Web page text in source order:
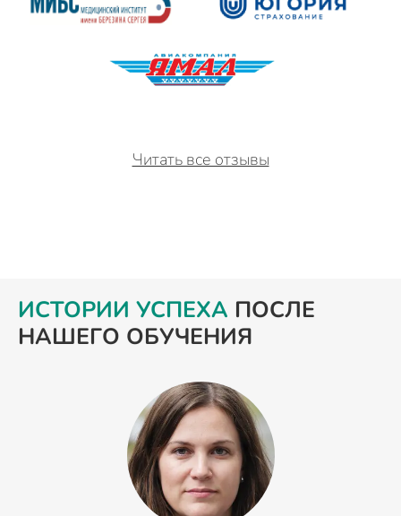
Читать все отзывы
ИСТОРИИ УСПЕХА ПОСЛЕ
НАШЕГО ОБУЧЕНИЯ